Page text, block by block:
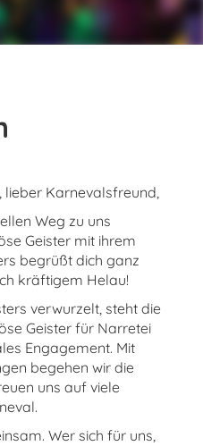
lieber Karnevalsfreund,
Weg zu uns
Geister mit ihrem
begrüßt dich ganz
kräftigem Helau!
verwurzelt, steht die
Geister für Narretei
Engagement. Mit
begehen wir die
uns auf viele
Wer sich für uns,